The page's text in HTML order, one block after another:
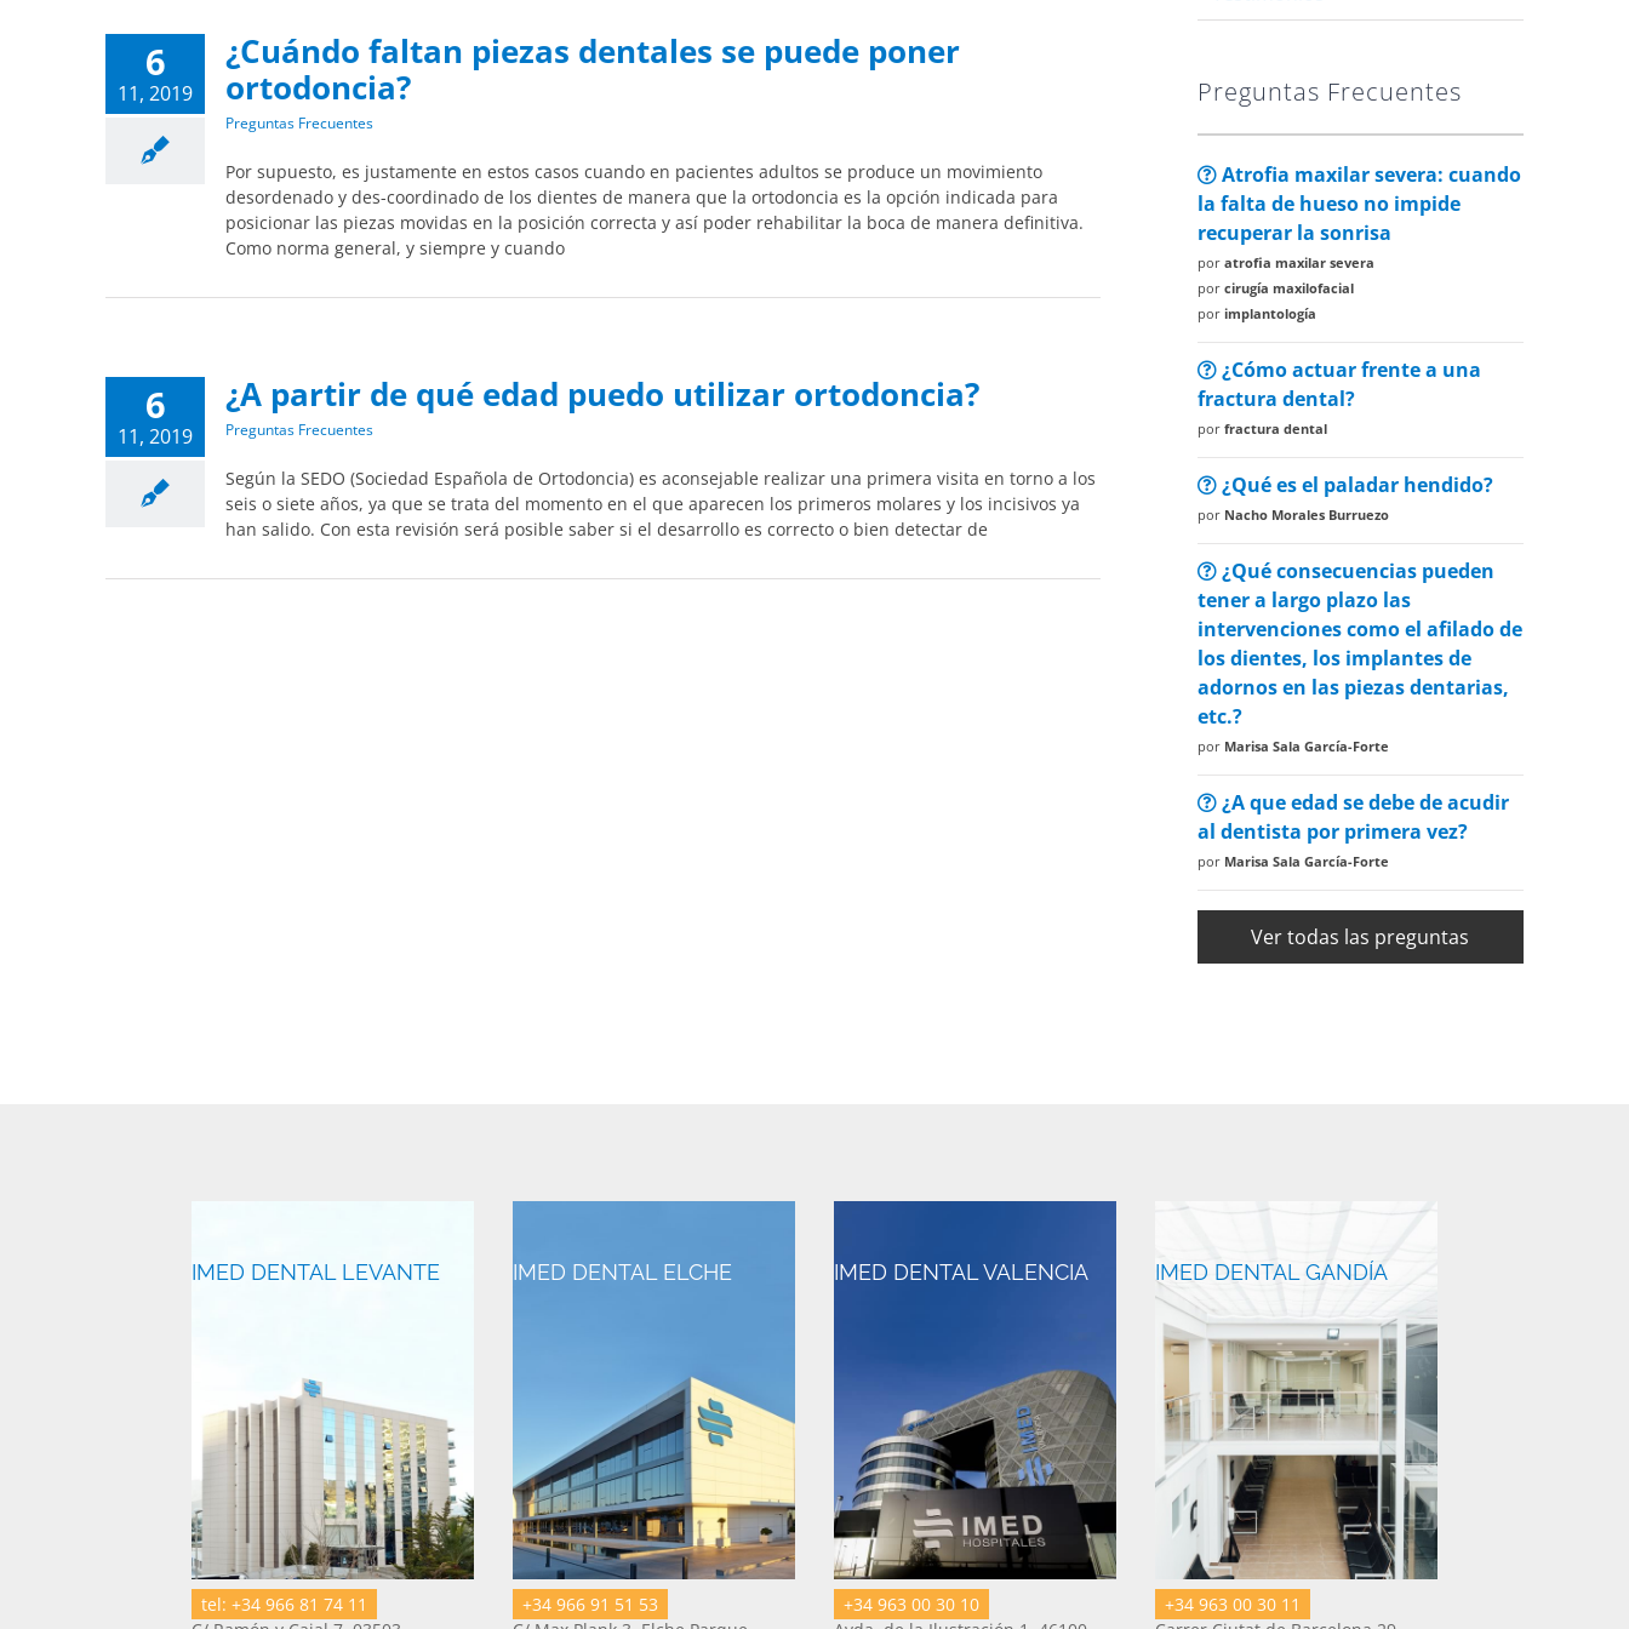
6
11, 2019
¿Cuándo faltan piezas dentales se puede poner
ortodoncia?
Preguntas Frecuentes
Por supuesto, es justamente en estos casos cuando en pacientes adultos se produce un movimiento
desordenado y des-coordinado de los dientes de manera que la ortodoncia es la opción indicada para
posicionar las piezas movidas en la posición correcta y así poder rehabilitar la boca de manera definitiva.
Como norma general, y siempre y cuando
6
11, 2019
¿A partir de qué edad puedo utilizar ortodoncia?
Preguntas Frecuentes
Según la SEDO (Sociedad Española de Ortodoncia) es aconsejable realizar una primera visita en torno a los
seis o siete años, ya que se trata del momento en el que aparecen los primeros molares y los incisivos ya
han salido. Con esta revisión será posible saber si el desarrollo es correcto o bien detectar de
Preguntas Frecuentes
Atrofia maxilar severa: cuando
la falta de hueso no impide
recuperar la sonrisa
por atrofia maxilar severa
por cirugía maxilofacial
por implantología
¿Cómo actuar frente a una
fractura dental?
por fractura dental
¿Qué es el paladar hendido?
por Nacho Morales Burruezo
¿Qué consecuencias pueden
tener a largo plazo las
intervenciones como el afilado de
los dientes, los implantes de
adornos en las piezas dentarias,
etc.?
por Marisa Sala García-Forte
¿A que edad se debe de acudir
al dentista por primera vez?
por Marisa Sala García-Forte
Ver todas las preguntas
IMED DENTAL LEVANTE
tel: +34 966 81 74 11
IMED DENTAL ELCHE
+34 966 91 51 53
IMED DENTAL VALENCIA
+34 963 00 30 10
IMED DENTAL GANDÍA
+34 963 00 30 11